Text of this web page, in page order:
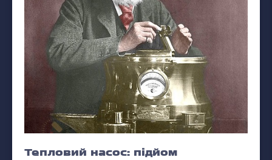
Тепловий насос: підйом